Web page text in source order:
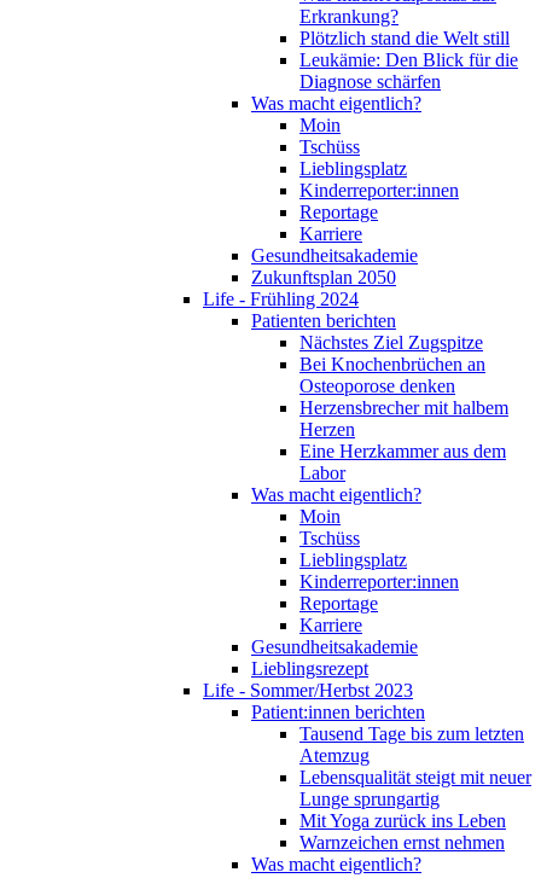
Erkrankung?
Plötzlich stand die Welt still
Leukämie: Den Blick für die
Diagnose schärfen
Was macht eigentlich?
Moin
Tschüss
Lieblingsplatz
Kinderreporter:innen
Reportage
Karriere
Gesundheitsakademie
Zukunftsplan 2050
Life - Frühling 2024
Patienten berichten
Nächstes Ziel Zugspitze
Bei Knochenbrüchen an
Osteoporose denken
Herzensbrecher mit halbem
Herzen
Eine Herzkammer aus dem
Labor
Was macht eigentlich?
Moin
Tschüss
Lieblingsplatz
Kinderreporter:innen
Reportage
Karriere
Gesundheitsakademie
Lieblingsrezept
Life - Sommer/Herbst 2023
Patient:innen berichten
Tausend Tage bis zum letzten
Atemzug
Lebensqualität steigt mit neuer
Lunge sprungartig
Mit Yoga zurück ins Leben
Warnzeichen ernst nehmen
Was macht eigentlich?